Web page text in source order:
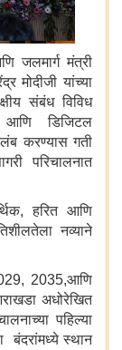
जलमार्ग मंत्री
मोदीजी यांच्या
संबंध विविध
आणि डिजिटल
करण्यास गती
परिचालनात
हरित आणि
नव्याने
2035,आणि
अधोरेखित
पहिल्या
बंदरांमध्ये स्थान